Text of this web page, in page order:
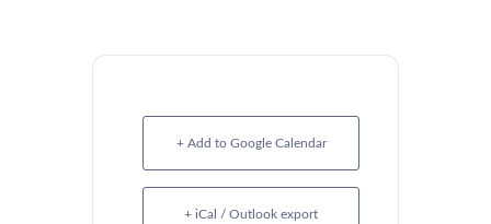
+ Add to Google Calendar
+ iCal / Outlook export